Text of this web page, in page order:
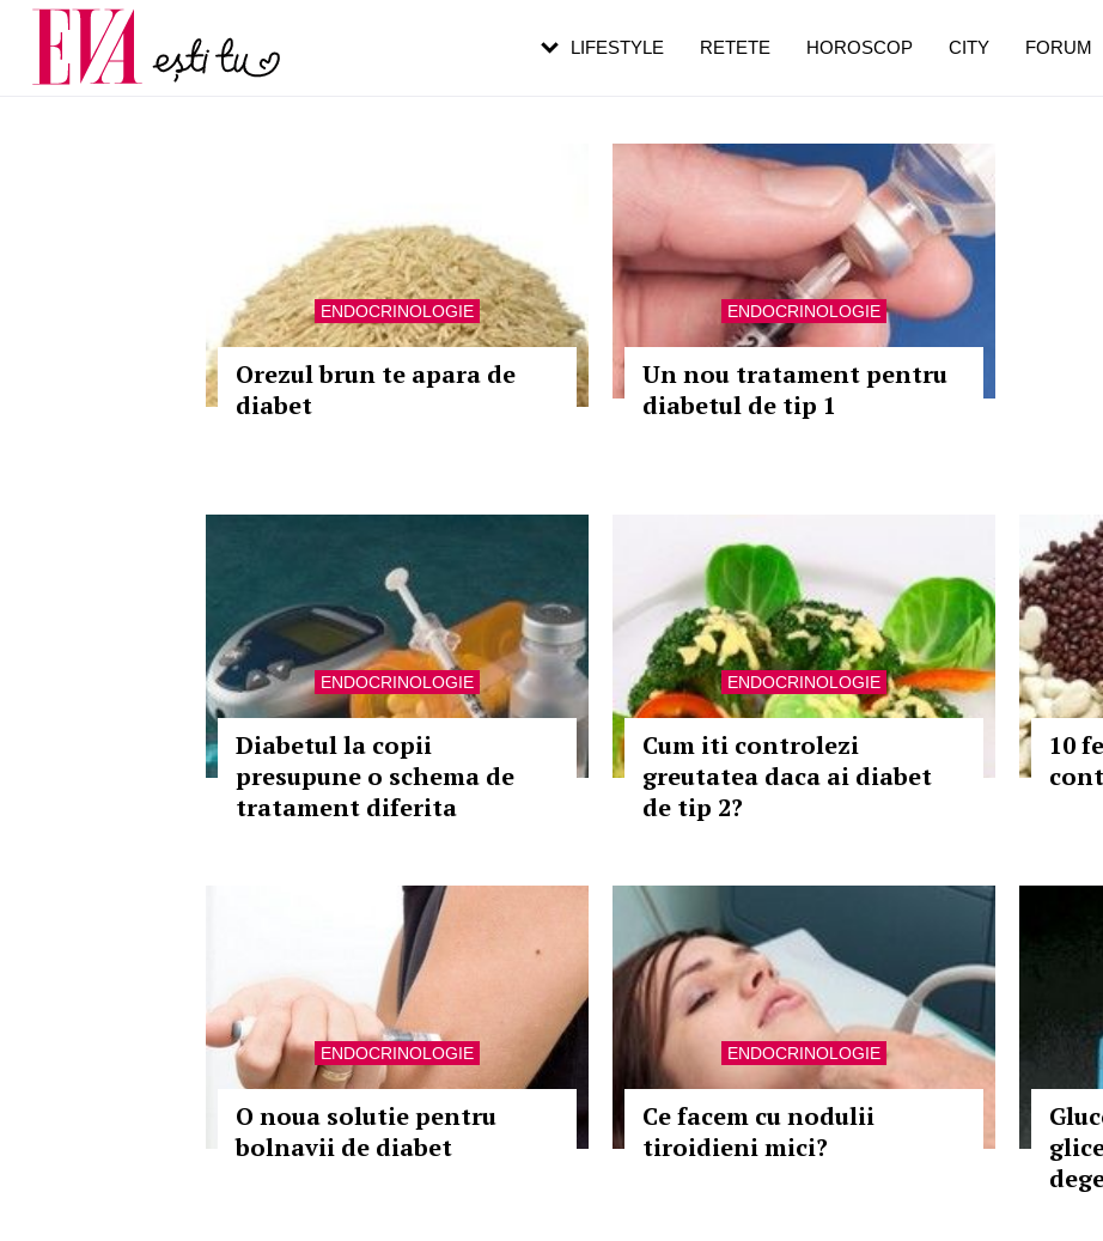
ENDOCRINOLOGIE
Orezul brun te apara de
diabet
ENDOCRINOLOGIE
Un nou tratament pentru
diabetul de tip 1
ENDOCRINOLOGIE
Diabetul la copii
presupune o schema de
tratament diferita
ENDOCRINOLOGIE
Cum iti controlezi
greutatea daca ai diabet
de tip 2?
10
ENDOCRINOLOGIE
O noua solutie pentru
bolnavii de diabet
ENDOCRINOLOGIE
Ce facem cu nodulii
tiroidieni mici?
LIFESTYLE RETETE HOROSCOP CITY FORUM
Carieră
Actualitate
pe măsură ce înaintezi în vârstă
de dureroasă este investigația